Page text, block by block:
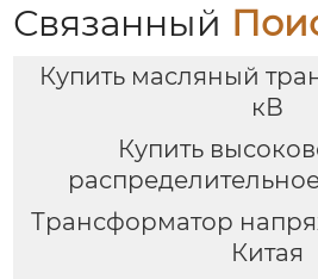
Связанный
Купить масляный
кВ
Купить
Трансформатор
Китая